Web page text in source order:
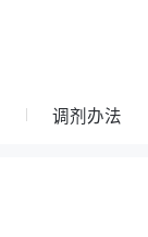
调剂办法